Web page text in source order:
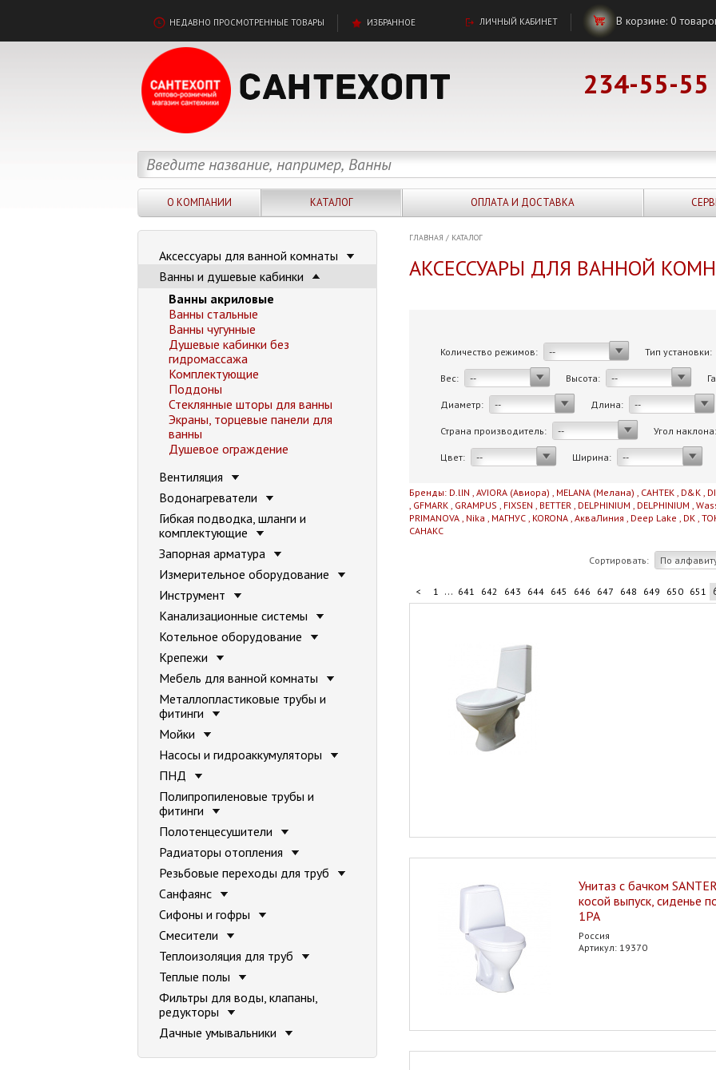
НЕДАВНО ПРОСМОТРЕННЫЕ ТОВАРЫ ИЗБРАННОЕ ЛИЧНЫЙ КАБИНЕТ В корзине: 0
234-55-55
О КОМПАНИИ КАТАЛОГ ОПЛАТА И ДОСТАВКА
ГЛАВНАЯ / КАТАЛОГ
АКСЕССУАРЫ ДЛЯ ВАННОЙ
Количество режимов:
-- Тип установки:
Вес: -- Высота: --
Диаметр: -- Длина: --
Страна производитель: -- Угол наклона:
Цвет: -- Ширина: --
Бренды: D.lIN , AVIORA (Авиора) , MELANA (Мелана) , САНТЕК , D&K ,
, GFMARK , GRAMPUS , FIXSEN , BETTER , DELPHINIUM , DELPHINIUM ,
PRIMANOVA , Nika , МАГНУС , KORONA , АкваЛиния , Deep Lake , DK ,
САНАКС
Сортировать: По
< 1 ... 641 642 643 644 645 646 647 648 649 650 651
Унитаз с бачком
косой выпуск, сиденье
1РА
Россия
Артикул: 19370
Аксессуары для ванной комнаты
Ванны и душевые кабинки
Ванны акриловые
Ванны стальные
Ванны чугунные
Душевые кабинки без
гидромассажа
Комплектующие
Поддоны
Стеклянные шторы для ванны
Экраны, торцевые панели для
ванны
Душевое ограждение
Вентиляция
Водонагреватели
Гибкая подводка, шланги и
комплектующие
Запорная арматура
Измерительное оборудование
Инструмент
Канализационные системы
Котельное оборудование
Крепежи
Мебель для ванной комнаты
Металлопластиковые трубы и
фитинги
Мойки
Насосы и гидроаккумуляторы
ПНД
Полипропиленовые трубы и
фитинги
Полотенцесушители
Радиаторы отопления
Резьбовые переходы для труб
Санфаянс
Сифоны и гофры
Смесители
Теплоизоляция для труб
Теплые полы
Фильтры для воды, клапаны,
редукторы
Дачные умывальники